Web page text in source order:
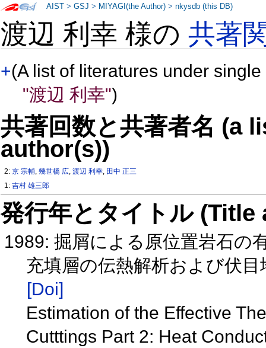
渡辺 利幸 様の共著
+(A list of literatures under
"渡辺 利幸")
共著回数と共著者名 (a
author(s))
2:京 宗輔,幾世橋 広,渡辺 利幸, 田中 正三
1:吉村 雄三郎
発行年とタイトル
1989: 掘屑による原位置岩石の
充填層の伝熱解析および伏
[Doi]
Estimation of the Effective
Cutttings Part 2: Heat
AIST >GSJ > MIYAGI(the Author) >nkysdb (this DB)